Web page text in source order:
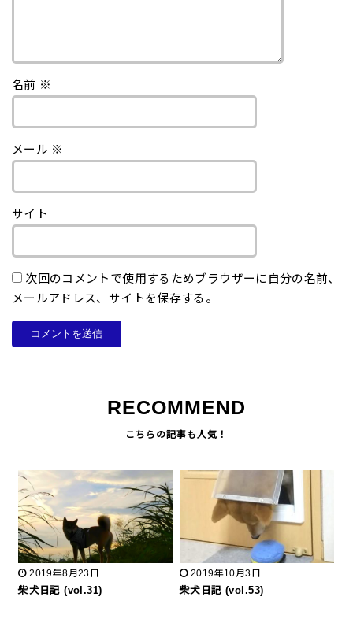
名前 ※
メール ※
サイト
次回のコメントで使用するためブラウザーに自分の名前、
メールアドレス、サイトを保存する。
RECOMMEND
2019年8月23日
柴犬日記 (vol.31)
2019年10月3日
柴犬日記 (vol.53)